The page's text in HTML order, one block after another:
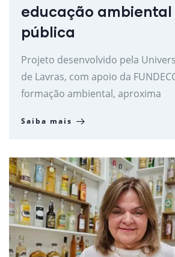
educação ambiental
pública
Projeto desenvolvido pela
de Lavras, com apoio da
formação ambiental, aproxima
Saiba mais